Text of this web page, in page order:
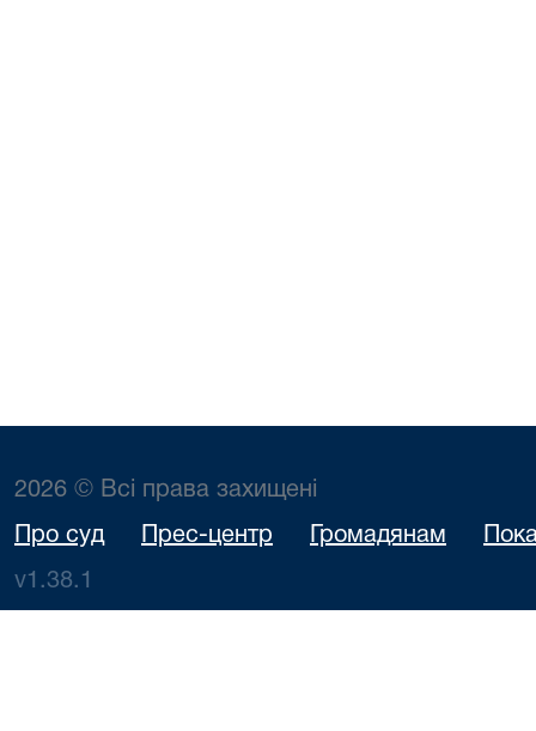
2026 © Всі права захищені
Про суд Прес-центр Громадянам
v1.38.1